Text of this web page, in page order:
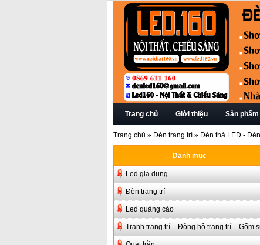
Trang chủ Giới thiệu Sản phẩm
Trang chủ » Đèn trang trí » Đèn thả LED -
Danh mục
Led gia dụng
Đèn trang trí
Led quảng cáo
Tranh trang trí – Đồng hồ trang trí – Gốm